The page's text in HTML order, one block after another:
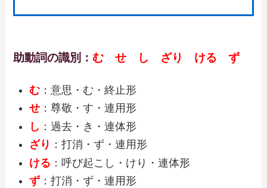
助動詞の識別： む せ し ざり ける ず
む ：意思・む・終止形
せ ：尊敬・す・連用形
し ：過去・き・連体形
ざり ：打消・ず・連用形
ける ：呼び起こし・けり・連体形
ず ：打消・ず・連用形